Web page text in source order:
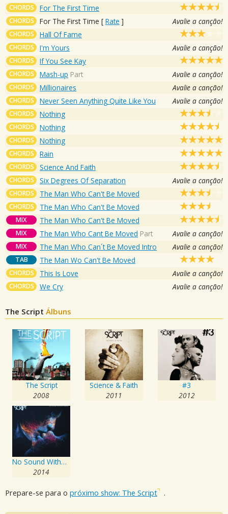
CHORDS For The First Time
CHORDS For The First Time [ Rate ] Avalie a canção!
CHORDS Hall Of Fame
CHORDS I'm Yours Avalie a canção!
CHORDS If You See Kay
CHORDS Mash-up Part Avalie a canção!
CHORDS Millionaires Avalie a canção!
CHORDS Never Seen Anything Quite Like You Avalie a canção!
CHORDS Nothing
CHORDS Nothing
CHORDS Nothing
CHORDS Rain
CHORDS Science And Faith
CHORDS Six Degrees Of Separation Avalie a canção!
CHORDS The Man Who Can't Be Moved
CHORDS The Man Who Can't Be Moved
MIX The Man Who Can't Be Moved
MIX The Man Who Cant Be Moved Part Avalie a canção!
MIX The Man Who Can´t Be Moved Intro Avalie a canção!
TAB The Man Wo Can't Be Moved
CHORDS This Is Love Avalie a canção!
CHORDS We Cry Avalie a canção!
The Script Álbuns
The Script
2008
Science & Faith
2011
#3
2012
No Sound Without Silence
2014
Prepare-se para o próximo show: The Script .